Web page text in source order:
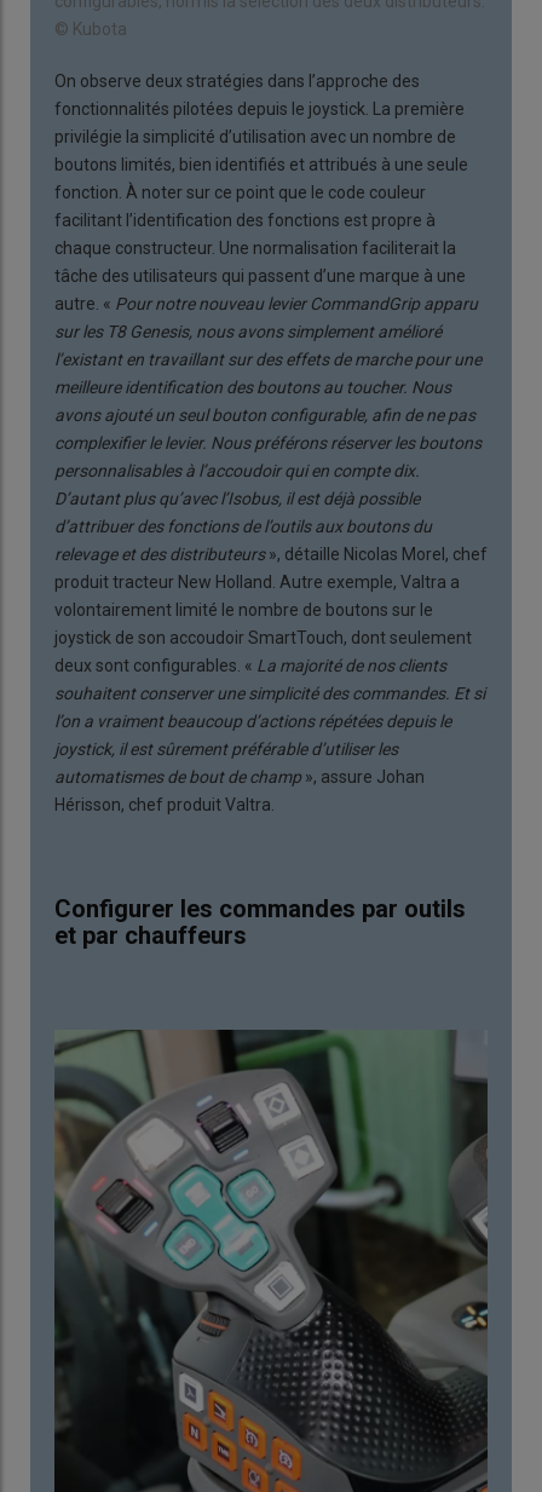
© Kubota
On observe deux stratégies dans l’approche des
fonctionnalités pilotées depuis le joystick. La première
privilégie la simplicité d’utilisation avec un nombre de
boutons limités, bien identifiés et attribués à une seule
fonction. À noter sur ce point que le code couleur
facilitant l’identification des fonctions est propre à
chaque constructeur. Une normalisation faciliterait la
tâche des utilisateurs qui passent d’une marque à une
autre. « Pour notre nouveau levier CommandGrip apparu
sur les T8 Genesis, nous avons simplement amélioré
l’existant en travaillant sur des effets de marche pour une
meilleure identification des boutons au toucher. Nous
avons ajouté un seul bouton configurable, afin de ne pas
complexifier le levier. Nous préférons réserver les boutons
personnalisables à l’accoudoir qui en compte dix.
D’autant plus qu’avec l’Isobus, il est déjà possible
d’attribuer des fonctions de l’outils aux boutons du
relevage et des distributeurs», détaille Nicolas Morel, chef
produit tracteur New Holland. Autre exemple, Valtra a
volontairement limité le nombre de boutons sur le
joystick de son accoudoir SmartTouch, dont seulement
deux sont configurables. « La majorité de nos clients
souhaitent conserver une simplicité des commandes. Et si
l’on a vraiment beaucoup d’actions répétées depuis le
joystick, il est sûrement préférable d’utiliser les
automatismes de bout de champ », assure Johan
Hérisson, chef produit Valtra.
Configurer les commandes par outils
et par chauffeurs